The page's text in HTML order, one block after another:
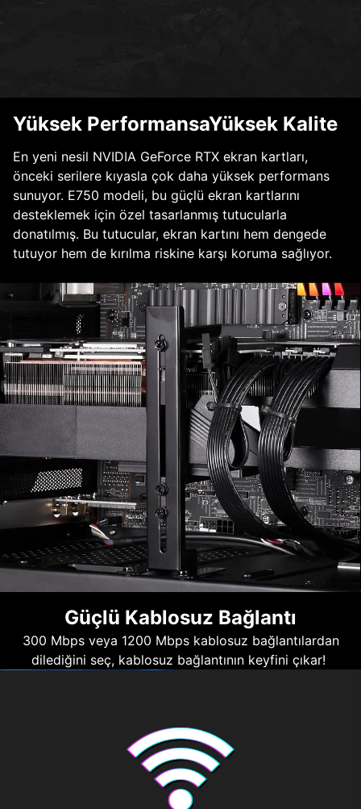
Yüksek PerformansaYüksek Kalite
En yeni nesil NVIDIA GeForce RTX ekran kartları,
önceki serilere kıyasla çok daha yüksek performans
sunuyor. E750 modeli, bu güçlü ekran kartlarını
desteklemek için özel tasarlanmış tutucularla
donatılmış. Bu tutucular, ekran kartını hem dengede
tutuyor hem de kırılma riskine karşı koruma sağlıyor.
Güçlü Kablosuz Bağlantı
300 Mbps veya 1200 Mbps kablosuz bağlantılardan
dilediğini seç, kablosuz bağlantının keyfini çıkar!